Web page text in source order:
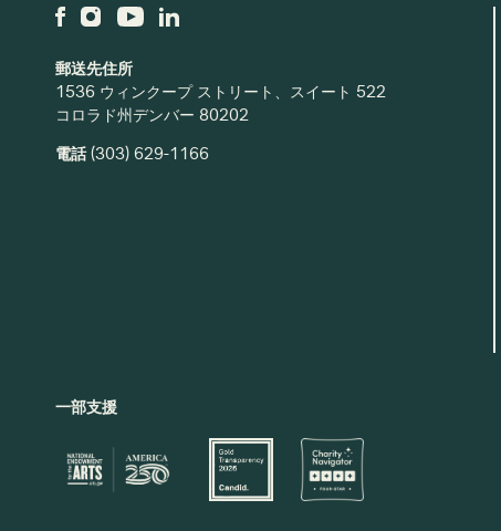
郵送先住所
1536 ウィンクープ ストリート、スイート 522
コロラド州デンバー 80202
電話(303) 629-1166
一部支援